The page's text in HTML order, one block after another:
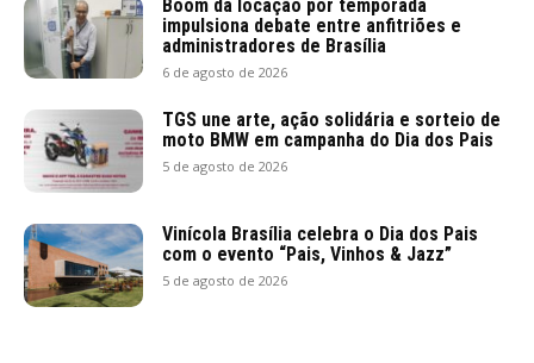
Boom da locação por temporada
impulsiona debate entre anfitriões e
administradores de Brasília
6 de agosto de 2026
TGS une arte, ação solidária e sorteio de
moto BMW em campanha do Dia dos Pais
5 de agosto de 2026
Vinícola Brasília celebra o Dia dos Pais
com o evento “Pais, Vinhos & Jazz”
5 de agosto de 2026